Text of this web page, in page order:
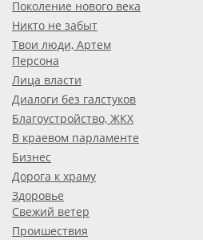
Поколение нового века
Никто не забыт
Твои люди, Артем
Персона
Лица власти
Диалоги без галстуков
Благоустройство, ЖКХ
В краевом парламенте
Бизнес
Дорога к храму
Здоровье
Свежий ветер
Проишествия